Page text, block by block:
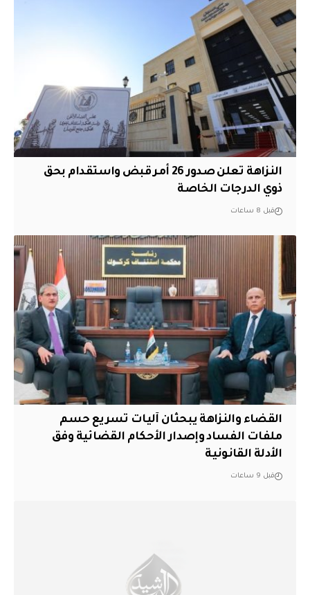
النزاهة تعلن صدور 26 أمر قبض واستقدام بحق
ذوي الدرجات الخاصة
قبل 8 ساعات
القضاء والنزاهة يبحثان آليات تسريع حسم
ملفات الفساد وإصدار الأحكام القضائية وفق
الأدلة القانونية
قبل 9 ساعات